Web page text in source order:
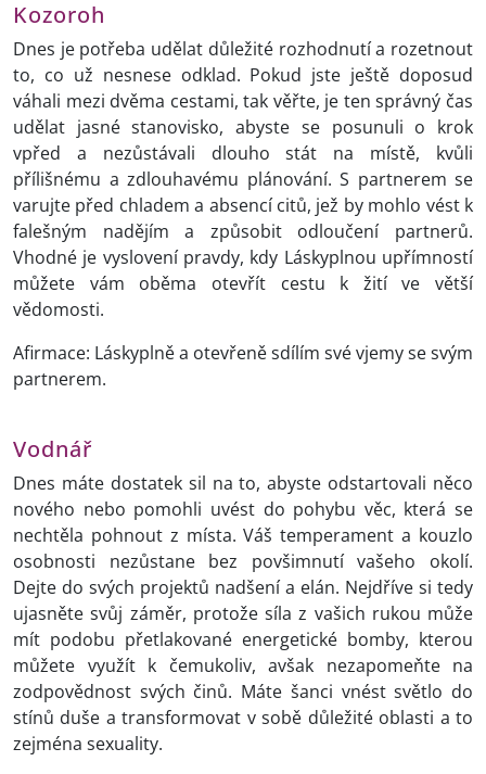
Kozoroh
Dnes je potřeba udělat důležité rozhodnutí a rozetnout
to, co už nesnese odklad. Pokud jste ještě doposud
váhali mezi dvěma cestami, tak věřte, je ten správný čas
udělat jasné stanovisko, abyste se posunuli o krok
vpřed a nezůstávali dlouho stát na místě, kvůli
přílišnému a zdlouhavému plánování. S partnerem se
varujte před chladem a absencí citů, jež by mohlo vést k
falešným nadějím a způsobit odloučení partnerů.
Vhodné je vyslovení pravdy, kdy Láskyplnou upřímností
můžete vám oběma otevřít cestu k žití ve větší
vědomosti.
Afirmace: Láskyplně a otevřeně sdílím své vjemy se svým
partnerem.
Vodnář
Dnes máte dostatek sil na to, abyste odstartovali něco
nového nebo pomohli uvést do pohybu věc, která se
nechtěla pohnout z místa. Váš temperament a kouzlo
osobnosti nezůstane bez povšimnutí vašeho okolí.
Dejte do svých projektů nadšení a elán. Nejdříve si tedy
ujasněte svůj záměr, protože síla z vašich rukou může
mít podobu přetlakované energetické bomby, kterou
můžete využít k čemukoliv, avšak nezapomeňte na
zodpovědnost svých činů. Máte šanci vnést světlo do
stínů duše a transformovat v sobě důležité oblasti a to
zejména sexuality.